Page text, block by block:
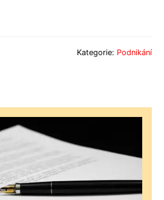
Kategorie: Podnikání